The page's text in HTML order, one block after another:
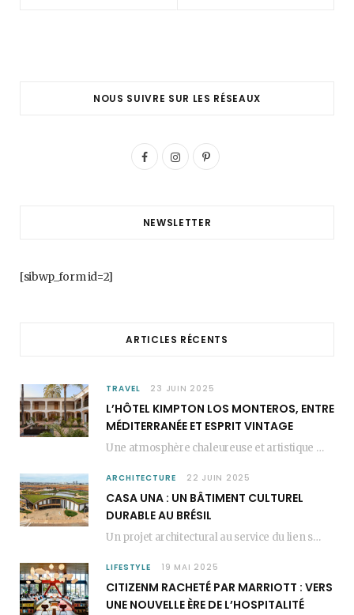
NOUS SUIVRE SUR LES RÉSEAUX
F
k
I
a
P
s
NEWSLETTER
[sibwp_form id=2]
ARTICLES RÉCENTS
TRAVEL 23 JUIN 2025
L’HÔTEL KIMPTON LOS MONTEROS, ENTRE
MÉDITERRANÉE ET ESPRIT VINTAGE
Une atmosphère chaleureuse et artistique L’Hôtel Kimpton Los Monteros, récemment repensé par EL EQUIPO CREATIVO,…
ARCHITECTURE 22 JUIN 2025
CASA UNA : UN BÂTIMENT CULTUREL
DURABLE AU BRÉSIL
Un projet architectural au service du lien social Casa Una est un bâtiment culturel durable…
LIFESTYLE 19 MAI 2025
CITIZENM RACHETÉ PAR MARRIOTT : VERS
UNE NOUVELLE ÈRE DE L’HOSPITALITÉ